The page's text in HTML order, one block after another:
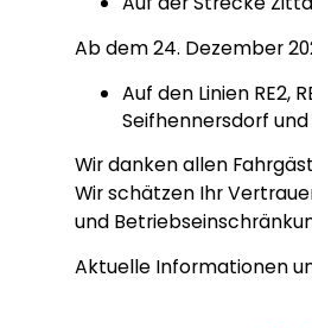
Ab dem 24. Dezember
Auf den Linien RE2,
Seifhennersdorf
Wir danken allen
Wir schätzen Ihr
und
Aktuelle Informationen